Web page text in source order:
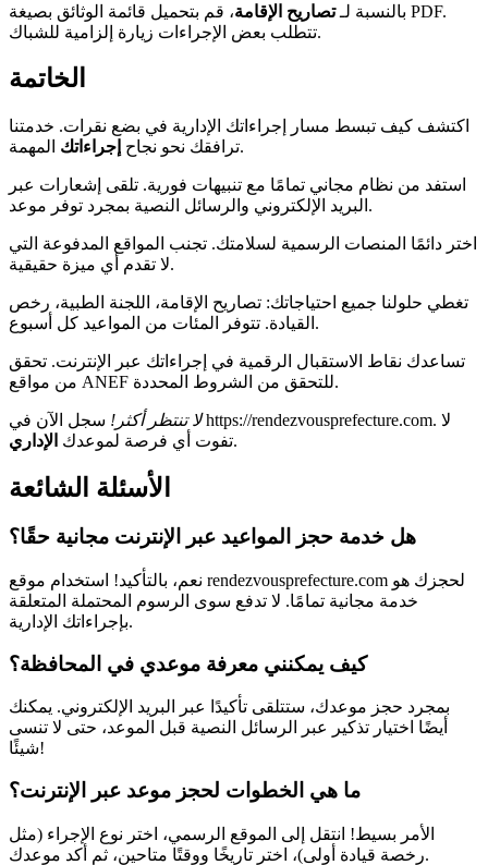
بالنسبة لـتصاريح الإقامة، قم بتحميل قائمة الوثائق بصيغة PDF.
تتطلب بعض الإجراءات زيارة إلزامية للشباك.
الخاتمة
اكتشف كيف تبسط مسار إجراءاتك الإدارية في بضع نقرات. خدمتنا
ترافقك نحو نجاح إجراءاتك المهمة.
استفد من نظام مجاني تمامًا مع تنبيهات فورية. تلقى إشعارات عبر
البريد الإلكتروني والرسائل النصية بمجرد توفر موعد.
اختر دائمًا المنصات الرسمية لسلامتك. تجنب المواقع المدفوعة التي
لا تقدم أي ميزة حقيقية.
تغطي حلولنا جميع احتياجاتك: تصاريح الإقامة، اللجنة الطبية، رخص
القيادة. تتوفر المئات من المواعيد كل أسبوع.
تساعدك نقاط الاستقبال الرقمية في إجراءاتك عبر الإنترنت. تحقق
من مواقع ANEF للتحقق من الشروط المحددة.
لا تنتظر أكثر! سجل الآن في https://rendezvousprefecture.com. لا
تفوت أي فرصة لموعدك الإداري .
الأسئلة الشائعة
هل خدمة حجز المواعيد عبر الإنترنت مجانية حقًا؟
نعم، بالتأكيد! استخدام موقع rendezvousprefecture.com لحجزك هو
خدمة مجانية تمامًا. لا تدفع سوى الرسوم المحتملة المتعلقة
بإجراءاتك الإدارية.
كيف يمكنني معرفة موعدي في المحافظة؟
بمجرد حجز موعدك، ستتلقى تأكيدًا عبر البريد الإلكتروني. يمكنك
أيضًا اختيار تذكير عبر الرسائل النصية قبل الموعد، حتى لا تنسى
شيئًا!
ما هي الخطوات لحجز موعد عبر الإنترنت؟
الأمر بسيط! انتقل إلى الموقع الرسمي، اختر نوع الإجراء (مثل
رخصة قيادة أولى)، اختر تاريخًا ووقتًا متاحين، ثم أكد موعدك.